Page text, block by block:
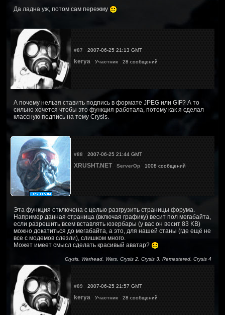
Да ладна уж, потом сам пережму
#87 2007-06-25 21:13 GMT
kerya Участник 28 сообщений
А почему нельзя ставить подпись в формате JPEG или GIF? А то
сильно хочется чтобы это функция работала, потому как я сделал
классную подпись на тему Crysis.
#88 2007-06-25 21:44 GMT
XRUSHT.NET ServerOp 1008 сообщений
Эта функция отключена с целью разгрузить страницы форума.
Например данная страница (включая графику) весит пол мегабайта,
если разрешить всем вставлять юзербары (у вас он весит 83 KB)
можно докатиться до мегабайта, а это, для нашей станы (где ещё не
все с модемов слезли), слишком много.
Может имеет смысл сделать красивый аватар?
Crysis, Warhead, Wars, Crysis 2, Crysis 3, Remastered, Crysis 4
#89 2007-06-25 21:57 GMT
kerya Участник 28 сообщений